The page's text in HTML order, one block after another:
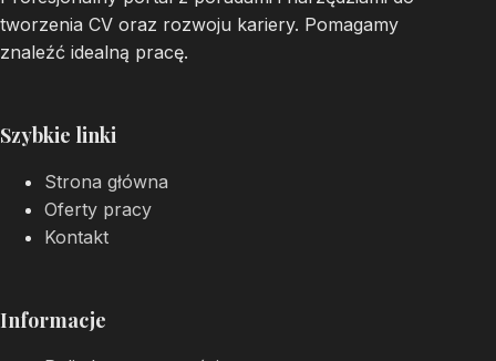
tworzenia CV oraz rozwoju kariery. Pomagamy
znaleźć idealną pracę.
Szybkie linki
Strona główna
Oferty pracy
Kontakt
Informacje